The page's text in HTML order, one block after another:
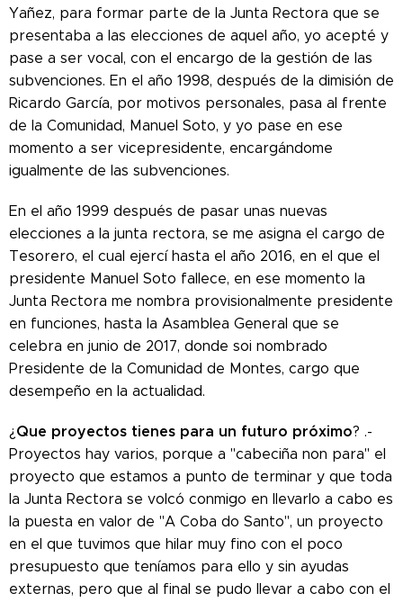
Yañez, para formar parte de la Junta Rectora que se
presentaba a las elecciones de aquel año, yo acepté y
pase a ser vocal, con el encargo de la gestión de las
subvenciones. En el año 1998, después de la dimisión de
Ricardo García, por motivos personales, pasa al frente
de la Comunidad, Manuel Soto, y yo pase en ese
momento a ser vicepresidente, encargándome
igualmente de las subvenciones.
En el año 1999 después de pasar unas nuevas
elecciones a la junta rectora, se me asigna el cargo de
Tesorero, el cual ejercí hasta el año 2016, en el que el
presidente Manuel Soto fallece, en ese momento la
Junta Rectora me nombra provisionalmente presidente
en funciones, hasta la Asamblea General que se
celebra en junio de 2017, donde soi nombrado
Presidente de la Comunidad de Montes, cargo que
desempeño en la actualidad.
¿ Que proyectos tienes para un futuro próximo? .-
Proyectos hay varios, porque a "cabeciña non para" el
proyecto que estamos a punto de terminar y que toda
la Junta Rectora se volcó conmigo en llevarlo a cabo es
la puesta en valor de "A Coba do Santo", un proyecto
en el que tuvimos que hilar muy fino con el poco
presupuesto que teníamos para ello y sin ayudas
externas, pero que al final se pudo llevar a cabo con el